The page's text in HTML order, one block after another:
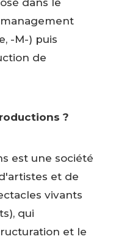
dans le
-M-) puis
de
?
est une société
et de
vivants
qui
et le